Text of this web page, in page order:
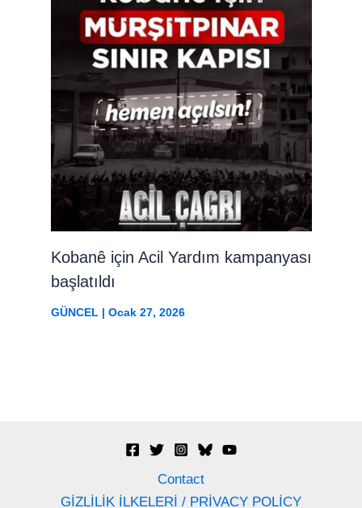
Kobanê için Acil Yardım kampanyası
başlatıldı
GÜNCEL | Ocak 27, 2026
Contact
GİZLİLİK İLKELERİ / PRİVACY POLİCY